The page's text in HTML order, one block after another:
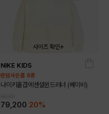
사이즈 확인
NIKE KIDS
랜덤사은품 8종
나이키홑겹에센셜윈드러너 (베이비)
79,200 20%